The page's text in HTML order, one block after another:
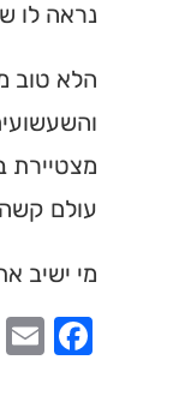
נראה לו
הלא טוב
מצטיירת
עולם קשה
מי ישיב